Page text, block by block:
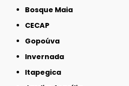
Bosque Maia
CECAP
Gopoúva
Invernada
Itapegica